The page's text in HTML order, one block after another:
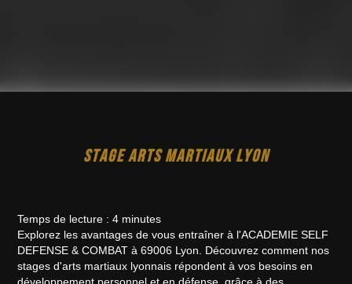
STAGE ARTS MARTIAUX LYON
Temps de lecture : 4 minutes
Explorez les avantages de vous entraîner à l'ACADEMIE SELF
DEFENSE & COMBAT à 69006 Lyon. Découvrez comment nos
stages d'arts martiaux lyonnais répondent à vos besoins en